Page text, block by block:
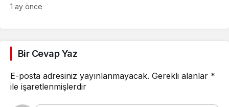
Parliament, Winston,
1 ay önce
Bir Cevap Yaz
E-posta adresiniz yayınlanmayacak. Gerekli alanlar *
ile işaretlenmişlerdir